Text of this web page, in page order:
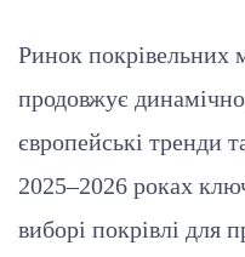
Ринок покрівельних
продовжує
європейські тренди
2025–2026 роках
виборі покрівлі для